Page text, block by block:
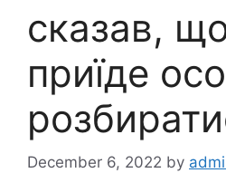
сказав,
приїде
December 6, 2022 by